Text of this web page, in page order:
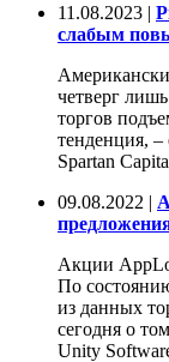
11.08.2023 |
слабым
четверг
торгов
тенденция,
Spartan
09.08.2022 |
Акции
По
из данных
сегодня о
Unity